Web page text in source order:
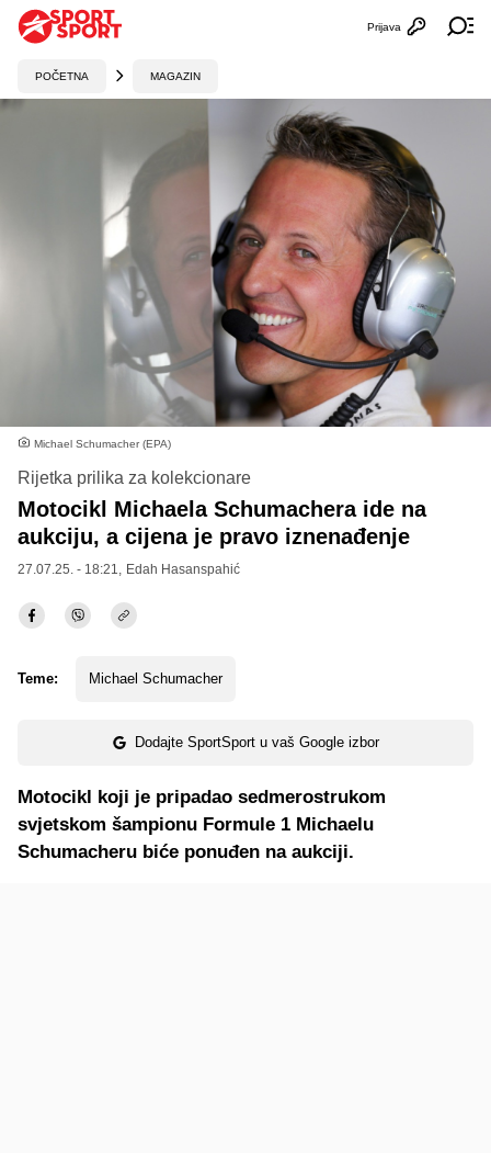
Otvori
Prijava
POČETNA MAGAZIN
Michael Schumacher (EPA)
Rijetka prilika za kolekcionare
Motocikl Michaela Schumachera ide na
aukciju, a cijena je pravo iznenađenje
27.07.25. - 18:21, Edah Hasanspahić
Teme: Michael Schumacher
Dodajte SportSport u vaš Google izbor
Motocikl koji je pripadao sedmerostrukom
svjetskom šampionu Formule 1 Michaelu
Schumacheru biće ponuđen na aukciji.